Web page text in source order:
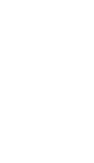
und entspannten Tag!